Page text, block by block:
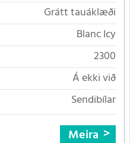
Grátt tauáklæði
Blanc Icy
2300
Á ekki við
Sendibílar
Meira